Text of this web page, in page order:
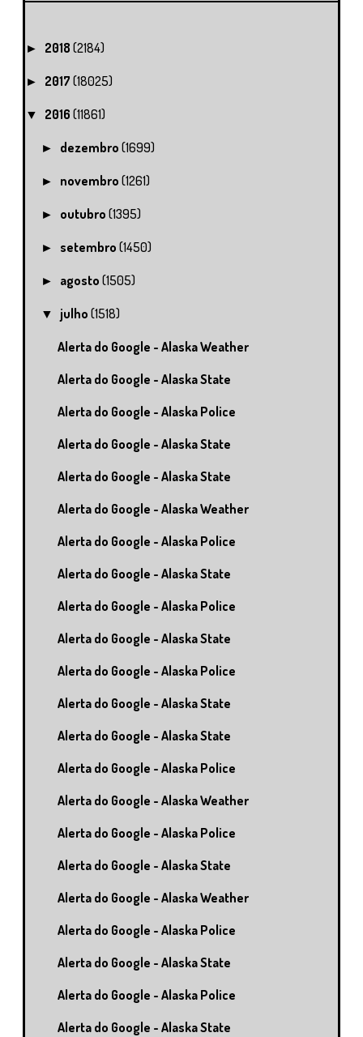
► 2018 (2184)
► 2017 (18025)
▼ 2016 (11861)
► dezembro(1699)
► novembro(1261)
► outubro(1395)
► setembro(1450)
► agosto(1505)
▼ julho(1518)
Alerta do Google - Alaska Weather
Alerta do Google - Alaska State
Alerta do Google - Alaska Police
Alerta do Google - Alaska State
Alerta do Google - Alaska State
Alerta do Google - Alaska Weather
Alerta do Google - Alaska Police
Alerta do Google - Alaska State
Alerta do Google - Alaska Police
Alerta do Google - Alaska State
Alerta do Google - Alaska Police
Alerta do Google - Alaska State
Alerta do Google - Alaska State
Alerta do Google - Alaska Police
Alerta do Google - Alaska Weather
Alerta do Google - Alaska Police
Alerta do Google - Alaska State
Alerta do Google - Alaska Weather
Alerta do Google - Alaska Police
Alerta do Google - Alaska State
Alerta do Google - Alaska Police
Alerta do Google - Alaska State